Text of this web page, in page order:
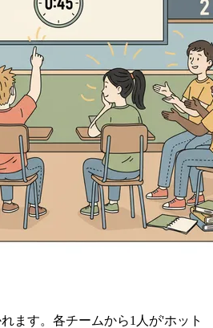
ます。各チームから1人が'ホット